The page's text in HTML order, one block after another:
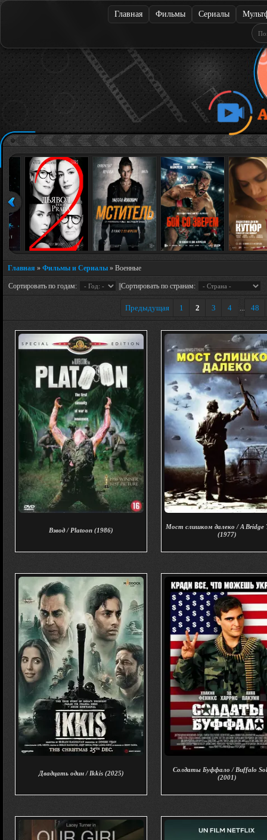
Главная Фильмы Сериалы
Главная » Фильмы и Сериалы » Военные
Сортировать по годам: ||Сортировать по странам:
Предыдущая 1 2 3 4 ... 48
Взвод / Platoon (1986)
Мост слишком далеко / A Bridge
(1977)
Двадцать один / Ikkis (2025)
Солдаты Буффало / Buffalo
(2001)